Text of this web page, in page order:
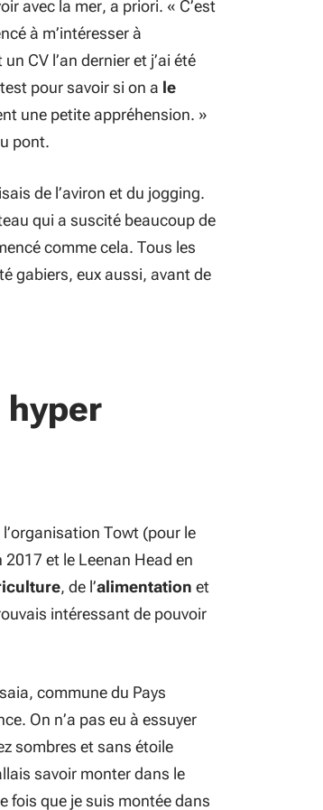
avec la mer, a priori. « C’est
à m’intéresser à
CV l’an dernier et j’ai été
pour savoir si on a le
une petite appréhension. »
pont.
de l’aviron et du jogging.
qui a suscité beaucoup de
comme cela. Tous les
gabiers, eux aussi, avant de
hyper
Towt (pour le
et le Leenan Head en
, de l’alimentation et
intéressant de pouvoir
commune du Pays
On n’a pas eu à essuyer
sombres et sans étoile
savoir monter dans le
fois que je suis montée dans